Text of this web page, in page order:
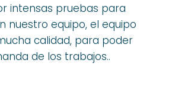
intensas pruebas para
nuestro equipo, el equipo
calidad, para poder
de los trabajos..